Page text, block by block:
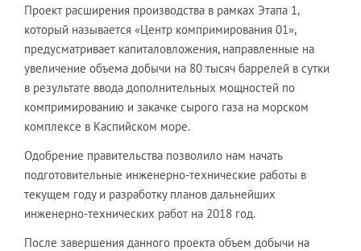
Проект расширения производства в рамках Этапа 1,
который называется «Центр компримирования 01»,
предусматривает капиталовложения, направленные на
увеличение объема добычи на 80 тысяч баррелей в сутки
в результате ввода дополнительных мощностей по
компримированию и закачке сырого газа на морском
комплексе в Каспийском море.
Одобрение правительства позволило нам начать
подготовительные инженерно-технические работы в
текущем году и разработку планов дальнейших
инженерно-технических работ на 2018 год.
После завершения данного проекта объем добычи на